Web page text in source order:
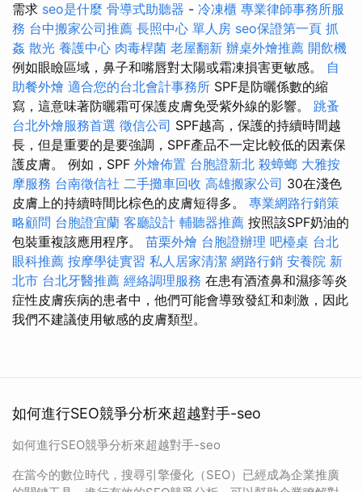
需求 seo是什麼 骨導式助聽器 - 冷凍櫃 專業律師事務所服
務 台中搬家公司推薦 長照中心 單人房 seo保證第一頁 抓
姦 散光 養護中心 肉毒桿菌 老屋翻新 辦桌外燴推薦 開飲機
例如眼瞼區域，鼻子和嘴唇對太陽或霜凍損害更敏感。 自
助餐外燴 適合您的台北會計事務所 SPF是防曬係數的縮
寫，這意味著防曬霜可保護皮膚免受紫外線的影響。 跳蚤
台北外燴服務首選 徵信公司 SPF越高，保護的持續時間越
長，但是重要的是要強調，SPF產品不一定比較低的因素保
護皮膚。 例如，SPF 外燴佈置 台胞證新北 殺蟑螂 大雅按
摩服務 台南徵信社 二手攤車回收 高雄搬家公司 30在淺色
皮膚上的持續時間比棕色的皮膚短得多。 專業網路行銷策
略顧問 台胞證宜蘭 客廳設計 輔聽器推薦 按照該SPF奶油的
包裝重複該應用程序。 苗栗外燴 台胞證辦理 吧檯桌 台北
眼科推薦 按摩學徒實習 私人居家清潔 網路行銷 安養院 新
北市 台北牙醫推薦 經絡調理服務 在患有酒渣鼻和濕疹等炎
症性皮膚疾病的患者中，他們可能會導致發紅和刺激，因此
我們不建議使用敏感的皮膚類型。
如何進行SEO競爭分析來超越對手-seo
如何進行SEO競爭分析來超越對手-seo
在當今的數位時代，搜尋引擎優化（SEO）已經成為企業推廣